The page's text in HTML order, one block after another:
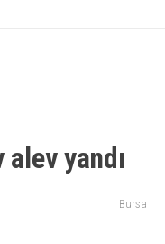
alev yandı
Bursa